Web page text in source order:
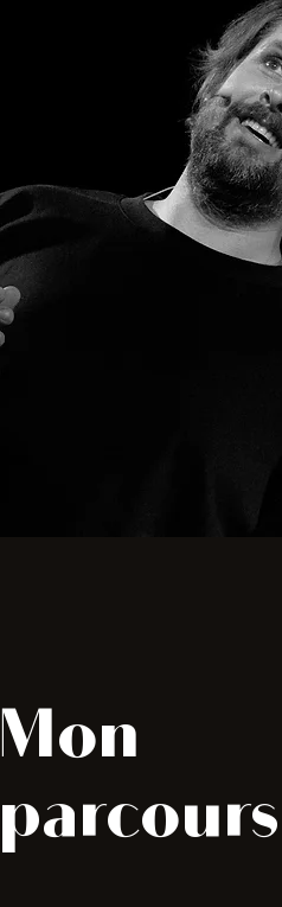
Mon
parcours